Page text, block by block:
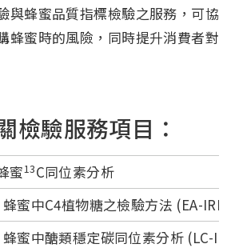
與蜂蜜品質指標檢驗之服務，可協
蜂蜜時的風險，同時提升消費者對
檢驗服務項目：
蜜13C同位素分析
蜂蜜中C4植物糖之檢驗方法 (EA-
蜂蜜中醣類穩定碳同位素分析 (LC-